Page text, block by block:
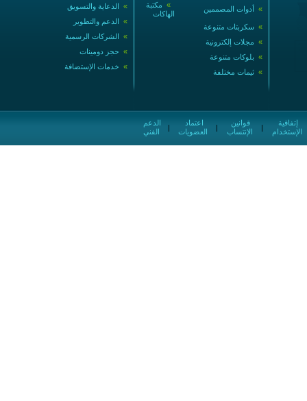
» الدعاية والتسويق
» الدعم والتطوير
» الشركات الرسمية
» حجز دومينات
» خدمات الإستضافة
» مكتبة
الهاكات
» أدوات المصممين
» سكربتات متنوعة
» مجلات إلكترونية
» بلوكات متنوعة
» ثيمات مختلفة
الفني
|
العضويات
|
الإنتساب
|
الإستخدام